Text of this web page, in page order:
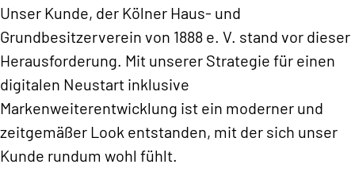
Unser Kunde, der Kölner Haus- und
Grundbesitzerverein von 1888 e. V. stand vor dieser
Herausforderung. Mit unserer Strategie für einen
digitalen Neustart inklusive
Markenweiterentwicklung ist ein moderner und
zeitgemäßer Look entstanden, mit der sich unser
Kunde rundum wohl fühlt.